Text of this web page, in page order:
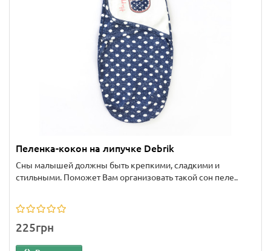
Пеленка-кокон на липучке Debrik
Сны малышей должны быть крепкими, сладкими и
стильными. Поможет Вам организовать такой сон пеле..
225грн